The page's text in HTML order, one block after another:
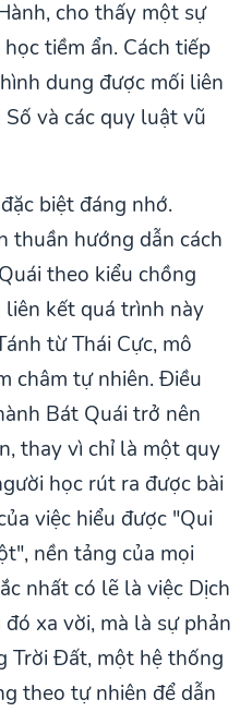
cho thấy một sự
tiềm ẩn. Cách tiếp
dung được mối liên
và các quy luật vũ
biệt đáng nhớ.
thuần hướng dẫn cách
theo kiểu chồng
kết quá trình này
từ Thái Cực, mô
châm tự nhiên. Điều
Bát Quái trở nên
thay vì chỉ là một quy
học rút ra được bài
việc hiểu được "Qui
nền tảng của mọi
nhất có lẽ là việc Dịch
xa vời, mà là sự phản
Trời Đất, một hệ thống
theo tự nhiên để dẫn